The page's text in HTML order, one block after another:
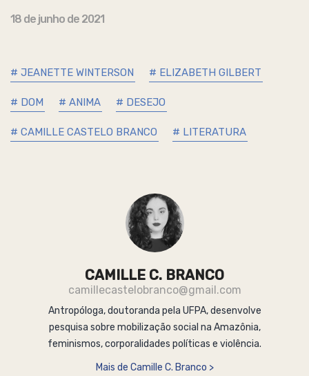
18 de junho de 2021
# JEANETTE WINTERSON # ELIZABETH GILBERT
# DOM # ANIMA # DESEJO
# CAMILLE CASTELO BRANCO # LITERATURA
CAMILLE C. BRANCO
camillecastelobranco@gmail.com
Antropóloga, doutoranda pela UFPA, desenvolve
pesquisa sobre mobilização social na Amazônia,
feminismos, corporalidades políticas e violência.
Mais de Camille C. Branco